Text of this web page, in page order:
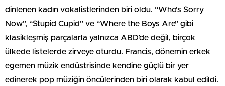
dinlenen kadın vokalistlerinden biri oldu. “Who’s Sorry
Now”, “Stupid Cupid” ve “Where the Boys Are” gibi
klasikleşmiş parçalarla yalnızca ABD’de değil, birçok
ülkede listelerde zirveye oturdu. Francis, dönemin erkek
egemen müzik endüstrisinde kendine güçlü bir yer
edinerek pop müziğin öncülerinden biri olarak kabul edildi.